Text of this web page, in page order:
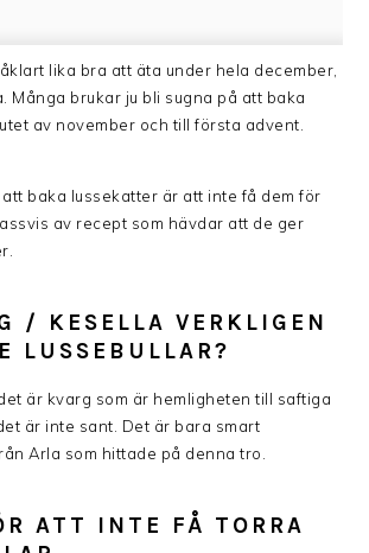
lika bra att äta under hela december,
Många brukar ju bli sugna på att baka
av november och till första advent.
att baka lussekatter är att inte få dem för
av recept som hävdar att de ger
/ KESELLA VERKLIGEN
LUSSEBULLAR?
är kvarg som är hemligheten till saftiga
är inte sant. Det är bara smart
Arla som hittade på denna tro.
ATT INTE FÅ TORRA